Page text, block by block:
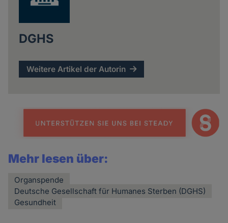
DGHS
Weitere Artikel der Autorin
Mehr lesen über:
Organspende
Deutsche Gesellschaft für Humanes Sterben (DGHS)
Gesundheit